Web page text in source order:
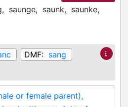
saunge, saunk, saunke,
DMF: sang
or female parent),